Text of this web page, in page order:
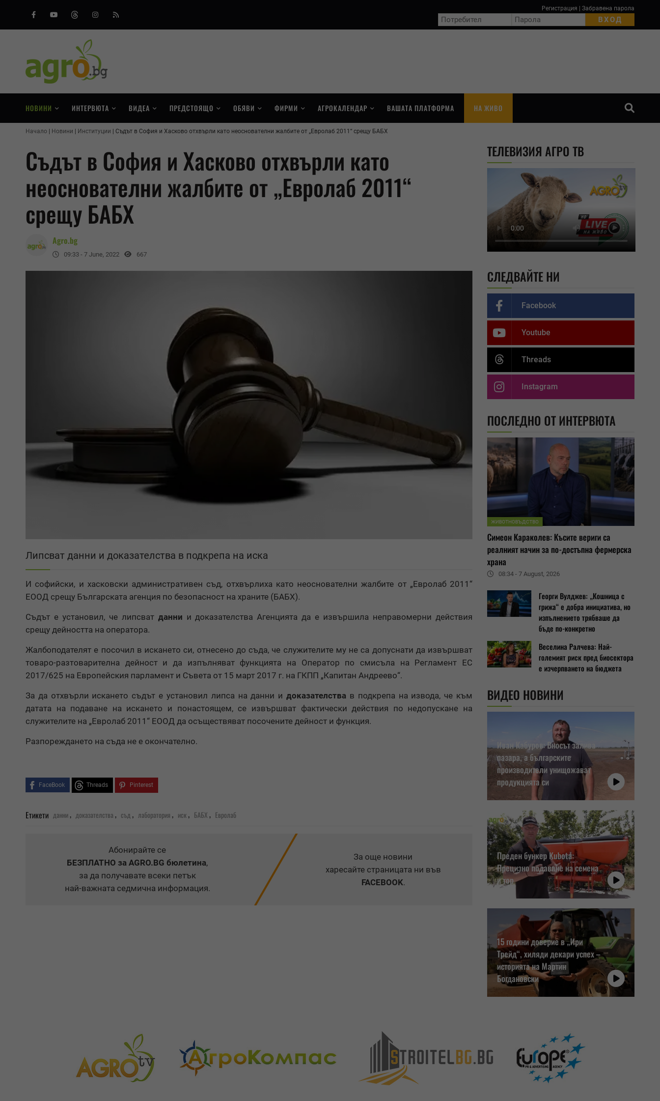
FacebookYoutubeThreadsInstagram
RSS
Регистрация Забравена парола
НОВИНИ ИНТЕРВЮТА ВИДЕА ПРЕДСТОЯЩО ОБЯВИ ФИРМИ АГРОКАЛЕНДАР ВАШАТА ПЛАТФОРМА НА ЖИВО
Начало Новини Институции Съдът в София и Хасково отхвърли като неоснователни жалбите от „Евролаб 2011“ срещу БАБХ
Съдът в София и Хасково отхвърли като
неоснователни жалбите от „Евролаб 2011“
срещу БАБХ
Agro.bg
09:33 - 7 June, 2022 667
Липсват данни и доказателства в подкрепа на иска
И софийски, и хасковски административен съд, отхвърлиха като неоснователни жалбите от „Евролаб 2011“
ЕООД срещу Българската агенция по безопасност на храните (БАБХ).
Съдът е установил, че липсват данни и доказателства Агенцията да е извършила неправомерни действия
срещу дейността на оператора.
Жалбоподателят е посочил в искането си, отнесено до съда, че служителите му не са допуснати да извършват
товаро-разтоварителна дейност и да изпълняват функцията на Оператор по смисъла на Регламент ЕС
2017/625 на Европейския парламент и Съвета от 15 март 2017 г. на ГКПП „Капитан Андреево“.
За да отхвърли искането съдът е установил липса на данни идоказателства в подкрепа на извода, че към
датата на подаване на искането и понастоящем, се извършват фактически действия по недопускане на
служителите на „Евролаб 2011“ ЕООД да осъществяват посочените дейност и функция.
Разпореждането на съда не е окончателно.
FaceBook Threads Pinterest
Етикети данни, доказателства, съд, лаборатория, иск, БАБХ, Евролаб
Абонирайте се
БЕЗПЛАТНО за AGRO.BG бюлетина,
за да получавате всеки петък
най-важната седмична информация.
За още новини
харесайте страницата ни във
FACEBOOK.
ТЕЛЕВИЗИЯ АГРО ТВ
СЛЕДВАЙТЕ НИ
Facebook
Youtube
Threads
Instagram
ПОСЛЕДНО ОТ ИНТЕРВЮТА
ЖИВОТНОВЪДСТВО
Симеон Караколев: Късите вериги са
реалният начин за по-достъпна фермерска
храна
08:34 - 7 August, 2026
Георги Вулджев: „Кошница с
грижа“ е добра инициатива, но
изпълнението трябваше да
бъде по-конкретно
Веселина Ралчева: Най-
големият риск пред биосектора
е изчерпването на бюджета
ВИДЕО НОВИНИ
Иван Кабуров: Вносът залива
пазара, а българските
производители унищожават
продукцията си
Преден бункер Kubota:
Прецизно подаване на семена
и тор
15 години доверие в „Ири
Трейд“, хиляди декари успех –
историята на Мартин
Богдановски